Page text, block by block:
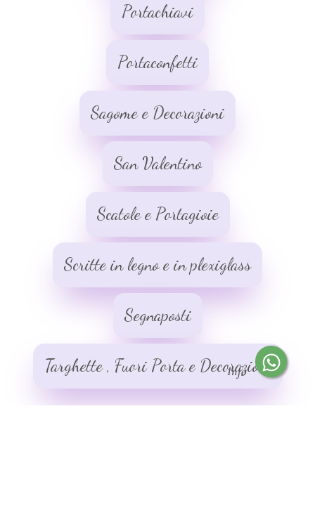
Portachiavi
Portaconfetti
Sagome e Decorazioni
San Valentino
Scatole e Portagioie
Scritte in legno e in plexiglass
Segnaposti
Targhette , Fuori Porta e Decorazioni
Info